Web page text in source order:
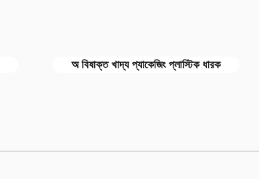
অ বিষাক্ত খাদ্য প্যাকেজিং প্লাস্টিক ধারক